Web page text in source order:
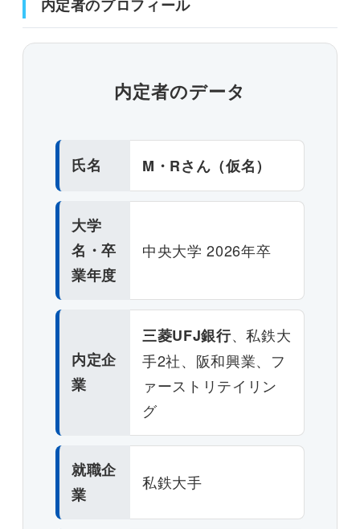
内定者のプロフィール
内定者のデータ
氏名 M・Rさん（仮名）
大学
名・卒
業年度
中央大学 2026年卒
内定企
業
三菱UFJ銀行、私鉄大
手2社、阪和興業、フ
ァーストリテイリン
グ
就職企
業
私鉄大手